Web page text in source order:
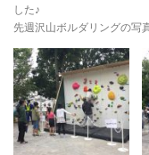
した♪
先週沢山ボルダリングの写